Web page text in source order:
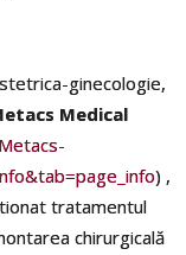
ginecologie,
Medical
) ,
tratamentul
chirurgicală